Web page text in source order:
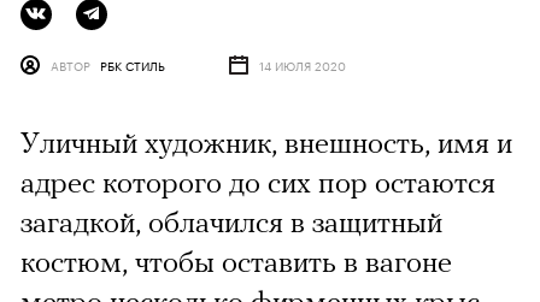
АВТОР РБК СТИЛЬ 14 ИЮЛЯ 2020
Уличный художник, внешность, имя и
адрес которого до сих пор остаются
загадкой, облачился в защитный
костюм, чтобы оставить в вагоне